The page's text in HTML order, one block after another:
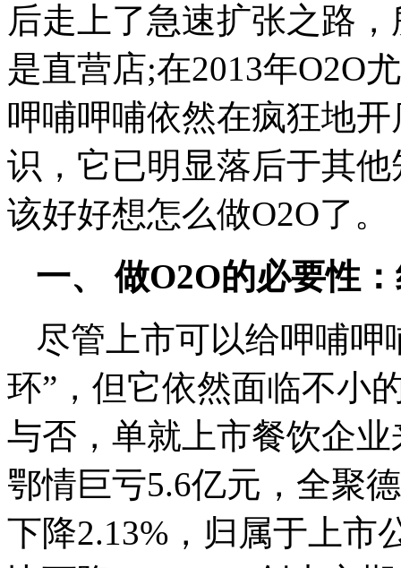
后走上了急速扩张之路
是直营店;在2013年O2O
呷哺呷哺依然在疯狂地
识，它已明显落后于其
该好好想怎么做O2O了。
一、 做O2O的必要性
尽管上市可以给呷哺呷
环”，但它依然面临不小
与否，单就上市餐饮企
鄂情巨亏5.6亿元，全聚
下降2.13%，归属于上市